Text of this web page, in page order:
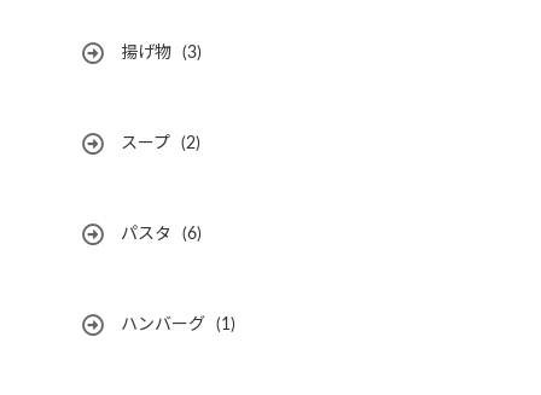
揚げ物 (3)
スープ (2)
パスタ (6)
ハンバーグ (1)